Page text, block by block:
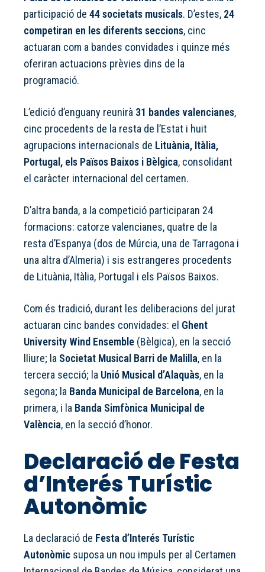
participació de 44 societats musicals. D’estes, 24
competiran en les diferents seccions, cinc
actuaran com a bandes convidades i quinze més
oferiran actuacions prèvies dins de la
programació.
L’edició d’enguany reunirà 31 bandes valencianes,
cinc procedents de la resta de l’Estat i huit
agrupacions internacionals de Lituània, Itàlia,
Portugal, els Països Baixos i Bèlgica, consolidant
el caràcter internacional del certamen.
D’altra banda, a la competició participaran 24
formacions: catorze valencianes, quatre de la
resta d’Espanya (dos de Múrcia, una de Tarragona i
una altra d’Almeria) i sis estrangeres procedents
de Lituània, Itàlia, Portugal i els Països Baixos.
Com és tradició, durant les deliberacions del jurat
actuaran cinc bandes convidades: el Ghent
University Wind Ensemble (Bèlgica), en la secció
lliure; la Societat Musical Barri de Malilla, en la
tercera secció; la Unió Musical d’Alaquàs, en la
segona; la Banda Municipal de Barcelona, en la
primera, i la Banda Simfònica Municipal de
València, en la secció d’honor.
Declaració de Festa
d’Interés Turístic
Autonòmic
La declaració de Festa d’Interés Turístic
Autonòmic suposa un nou impuls per al Certamen